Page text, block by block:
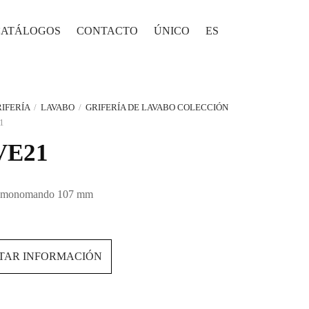
CONTACTO ÚNICO ES
/ LAVABO / GRIFERÍA DE LAVABO COLECCIÓN
107 mm
INFORMACIÓN